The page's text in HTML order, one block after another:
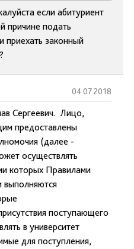
если абитуриент
причине подать
приехать законный
04.07.2018
Сергеевич. Лицо,
предоставлены
(далее -
осуществлять
которых Правилами
выполняются
поступающего
в университет
для поступления,